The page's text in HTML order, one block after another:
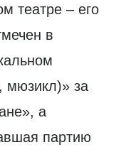
театре – его
в
мюзикл)» за
а
партию